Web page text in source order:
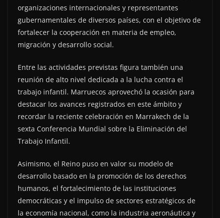
organizaciones internacionales y representantes
gubernamentales de diversos países, con el objetivo de
fortalecer la cooperación en materia de empleo,
migración y desarrollo social.
Entre las actividades previstas figura también una
reunión de alto nivel dedicada a la lucha contra el
trabajo infantil. Marruecos aprovechó la ocasión para
destacar los avances registrados en este ámbito y
recordar la reciente celebración en Marrakech de la
sexta Conferencia Mundial sobre la Eliminación del
Trabajo Infantil.
Asimismo, el Reino puso en valor su modelo de
desarrollo basado en la promoción de los derechos
humanos, el fortalecimiento de las instituciones
democráticas y el impulso de sectores estratégicos de
la economía nacional, como la industria aeronáutica y